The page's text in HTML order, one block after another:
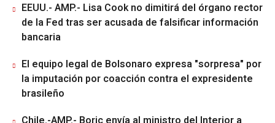
EEUU.- AMP.- Lisa Cook no dimitirá del órgano rector
de la Fed tras ser acusada de falsificar información
bancaria
El equipo legal de Bolsonaro expresa "sorpresa" por
la imputación por coacción contra el expresidente
brasileño